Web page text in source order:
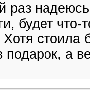
раз
будет
Хотя
а